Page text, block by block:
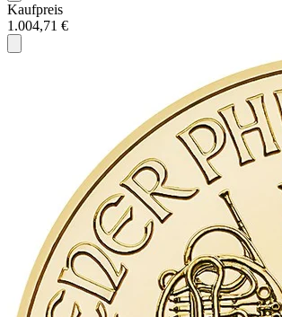
Kaufpreis
1.004,71 €